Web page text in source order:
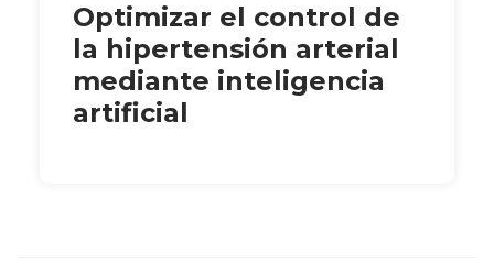
Optimizar el control de
la hipertensión arterial
mediante inteligencia
artificial